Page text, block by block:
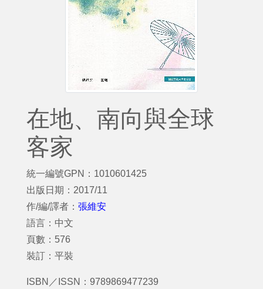
在地、南向與全球
客家
統一編號GPN：1010601425
出版日期：2017/11
作/編/譯者： 張維安
語言：中文
頁數：576
裝訂：平裝
ISBN／ISSN：9789869477239